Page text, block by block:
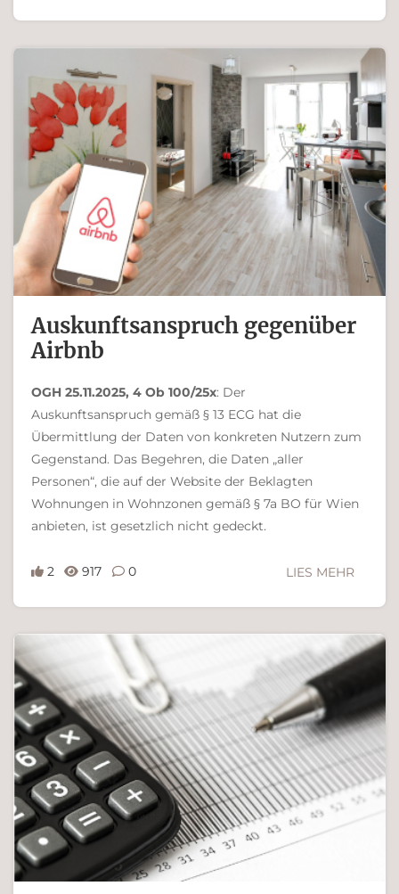
Ferdinand Bachinger
Auskunftsanspruch gegenüber
Airbnb
OGH 25.11.2025, 4 Ob 100/25x: Der
Auskunftsanspruch gemäß § 13 ECG hat die
Übermittlung der Daten von konkreten Nutzern zum
Gegenstand. Das Begehren, die Daten „aller
Personen“, die auf der Website der Beklagten
Wohnungen in Wohnzonen gemäß § 7a BO für Wien
anbieten, ist gesetzlich nicht gedeckt.
2 917 0 LIES MEHR
Ferdinand Bachinger